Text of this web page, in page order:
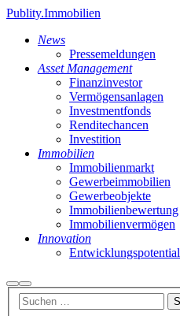
Publity.Immobilien
News
Pressemeldungen
Asset Management
Finanzinvestor
Vermögensanlagen
Investmentfonds
Renditechancen
Investition
Immobilien
Immobilienmarkt
Gewerbeimmobilien
Gewerbeobjekte
Immobilienbewertung
Immobilienvermögen
Innovation
Entwicklungspotential
Suchen
Hauptmenü